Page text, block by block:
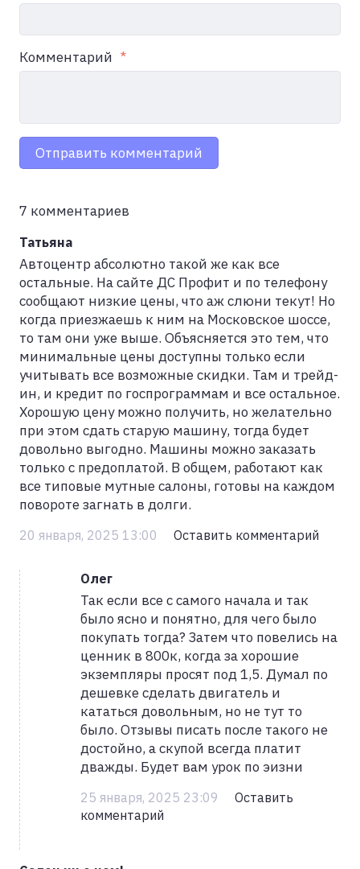
Комментарий
Отправить комментарий
7 комментариев
Татьяна
Автоцентр абсолютно такой же как все
остальные. На сайте ДС Профит и по телефону
сообщают низкие цены, что аж слюни текут! Но
когда приезжаешь к ним на Московское шоссе,
то там они уже выше. Объясняется это тем, что
минимальные цены доступны только если
учитывать все возможные скидки. Там и трейд-
ин, и кредит по госпрограммам и все остальное.
Хорошую цену можно получить, но желательно
при этом сдать старую машину, тогда будет
довольно выгодно. Машины можно заказать
только с предоплатой. В общем, работают как
все типовые мутные салоны, готовы на каждом
повороте загнать в долги.
20 января, 2025 13:00 Оставить комментарий
Олег
Так если все с самого начала и так
было ясно и понятно, для чего было
покупать тогда? Затем что повелись на
ценник в 800к, когда за хорошие
экземпляры просят под 1,5. Думал по
дешевке сделать двигатель и
кататься довольным, но не тут то
было. Отзывы писать после такого не
достойно, а скупой всегда платит
дважды. Будет вам урок по эизни
25 января, 2025 23:09
Оставить
комментарий